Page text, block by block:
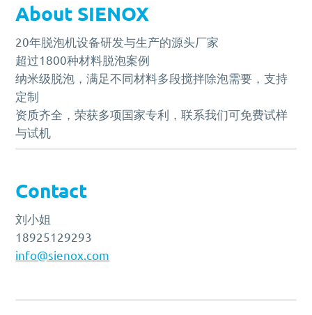
About SIENOX
20年脱泡机设备研发与生产的源头厂家
超过1800种材料脱泡案例
纳米级脱泡，满足不同材料多段搅拌除泡需要，支持
定制
资质齐全，荣获多项国家专利，联系我们可免费试样
与试机
Contact
刘小姐
18925129293
info@sienox.com